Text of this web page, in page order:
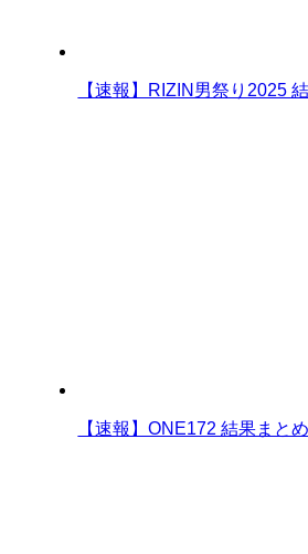
【速報】RIZIN男祭り2025
【速報】ONE172 結果まとめ